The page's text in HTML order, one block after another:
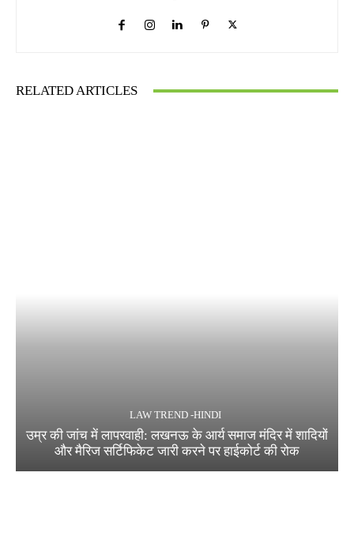
RELATED ARTICLES
LAW TREND -HINDI
उम्र की जांच में लापरवाही: लखनऊ के आर्य समाज मंदिर में शादियों
और मैरिज सर्टिफिकेट जारी करने पर हाईकोर्ट की रोक